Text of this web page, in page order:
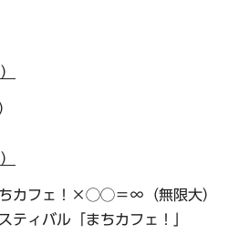
ちカフェ！×◯◯＝∞（無限大）
ティバル「まちカフェ！」